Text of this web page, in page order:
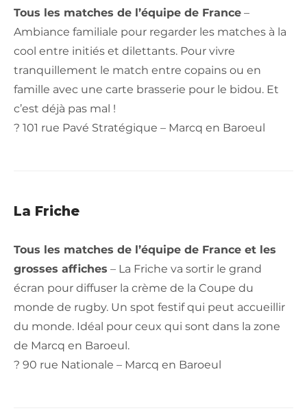
Tous les matches de l’équipe de France –
Ambiance familiale pour regarder les matches à la
cool entre initiés et dilettants. Pour vivre
tranquillement le match entre copains ou en
famille avec une carte brasserie pour le bidou. Et
c’est déjà pas mal !
? 101 rue Pavé Stratégique – Marcq en Baroeul
La Friche
Tous les matches de l’équipe de France et les
grosses affiches – La Friche va sortir le grand
écran pour diffuser la crème de la Coupe du
monde de rugby. Un spot festif qui peut accueillir
du monde. Idéal pour ceux qui sont dans la zone
de Marcq en Baroeul.
? 90 rue Nationale – Marcq en Baroeul